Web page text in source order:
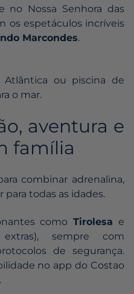
no Nossa Senhora das
os espetáculos incríveis
Marcondes.
Atlântica ou piscina de
o mar.
aventura e
família
combinar adrenalina,
para todas as idades.
comoTirolesa e
sempre com
de segurança.
no app do Costao